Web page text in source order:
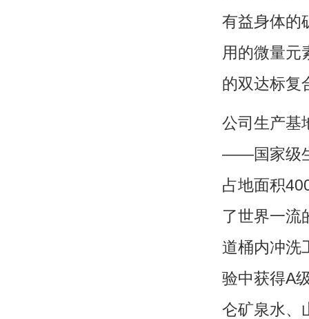
有益身体的
用的微量元
的双达标复
公司生产基
——国家级
占地面积
了世界一流
道桶内冲洗
验中获得A
仑矿泉水、